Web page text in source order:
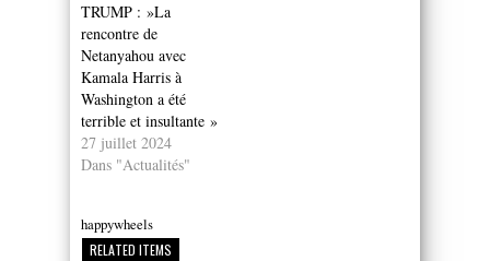
TRUMP : »La
rencontre de
Netanyahou avec
Kamala Harris à
Washington a été
terrible et insultante »
27 juillet 2024
Dans "Actualités"
happywheels
RELATED ITEMS